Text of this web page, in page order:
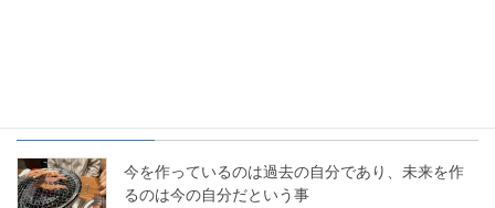
今を作っているのは過去の自分であり、未来を作
るのは今の自分だという事